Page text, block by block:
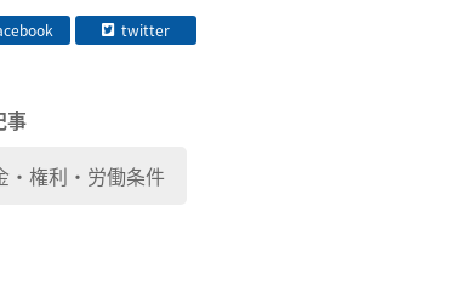
twitter
事
・権利・労働条件